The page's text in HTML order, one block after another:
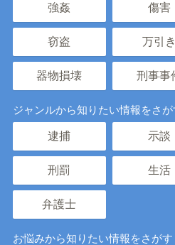
強姦 傷害
窃盗 万引き
器物損壊 刑事事
ジャンルから知りたい情報をさが
逮捕 示談
刑罰 生活
弁護士
お悩みから知りたい情報をさがす